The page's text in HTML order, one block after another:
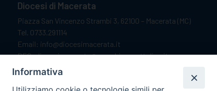
Diocesi di Macerata
Piazza San Vincenzo Strambi 3, 62100 – Macerata (MC)
Tel. 0733.291114
Email: info@diocesimacerata.it
PEC: diocesimacerata@pec.chiesacattolica.it
Comunicazioni urgenti WhatsApp:
Informativa